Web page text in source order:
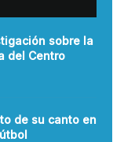
sobre la
del Centro
de su canto en